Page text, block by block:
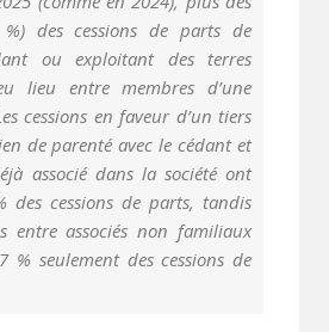
des cessions de parts de
ou exploitant des terres
lieu entre membres d’une
cessions en faveur d’un tiers
de parenté avec le cédant et
associé dans la société ont
des cessions de parts, tandis
entre associés non familiaux
% seulement des cessions de